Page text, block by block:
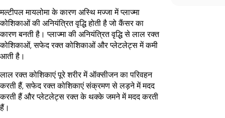
मल्टीपल मायलोमा के कारण अस्थि मज्जा में प्लाज्मा
कोशिकाओं की अनियंत्रित वृद्धि होती है जो कैंसर का
कारण बनती है। प्लाज्मा की अनियंत्रित वृद्धि से लाल रक्त
कोशिकाओं, सफेद रक्त कोशिकाओं और प्लेटलेट्स में कमी
आती है।
लाल रक्त कोशिकाएं पूरे शरीर में ऑक्सीजन का परिवहन
करती हैं, सफेद रक्त कोशिकाएं संक्रमण से लड़ने में मदद
करती हैं और प्लेटलेट्स रक्त के थक्के जमने में मदद करती
हैं।